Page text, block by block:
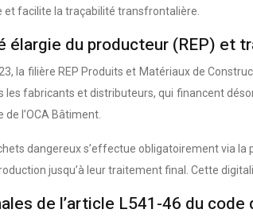
et facilite la traçabilité transfrontalière.
élargie du producteur (REP) et
la filière REP Produits et Matériaux de
les fabricants et distributeurs, qui financent
de l’OCA Bâtiment.
dangereux s’effectue obligatoirement via
jusqu’à leur traitement final. Cette
de l’article L541-46 du